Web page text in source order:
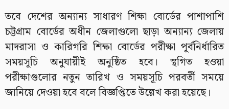
তবে দেশের অন্যান্য সাধারণ শিক্ষা বোর্ডের পাশাপাশি
চট্টগ্রাম বোর্ডের অধীন জেলাগুলো ছাড়া অন্যান্য জেলায়
মাদরাসা ও কারিগরি শিক্ষা বোর্ডের পরীক্ষা পূর্বনির্ধারিত
সময়সূচি অনুযায়ীই অনুষ্ঠিত হবে। স্থগিত হওয়া
পরীক্ষাগুলোর নতুন তারিখ ও সময়সূচি পরবর্তী সময়ে
জানিয়ে দেওয়া হবে বলে বিজ্ঞপ্তিতে উল্লেখ করা হয়েছে।